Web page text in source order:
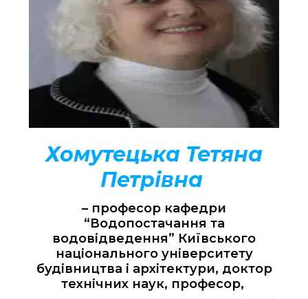
Хомутецька Тетяна
Петрівна
– професор кафедри
“Водопостачання та
водовідведення” Київського
національного університету
будівництва і архітектури, доктор
технічних наук, професор,